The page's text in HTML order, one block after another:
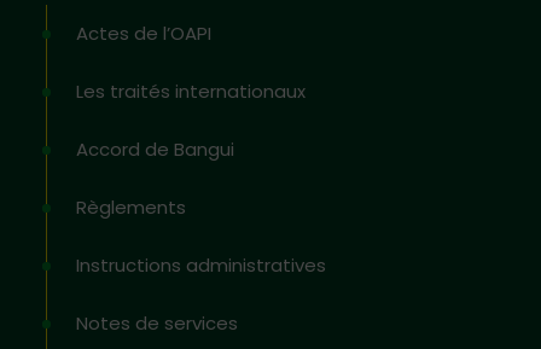
Actes de l’OAPI
Les traités internationaux
Accord de Bangui
Règlements
Instructions administratives
Notes de services